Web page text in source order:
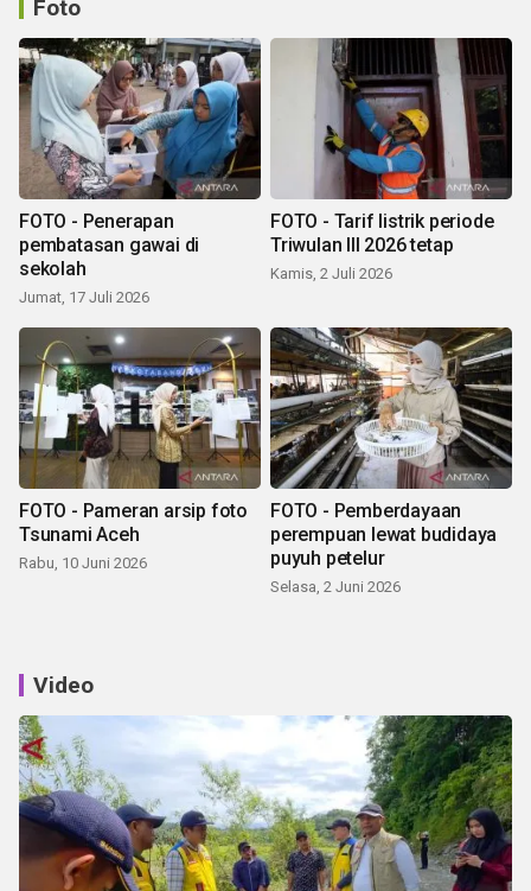
Foto
FOTO - Penerapan
pembatasan gawai di
sekolah
Jumat, 17 Juli 2026
FOTO - Tarif listrik periode
Triwulan III 2026 tetap
Kamis, 2 Juli 2026
FOTO - Pameran arsip foto
Tsunami Aceh
Rabu, 10 Juni 2026
FOTO - Pemberdayaan
perempuan lewat budidaya
puyuh petelur
Selasa, 2 Juni 2026
Video